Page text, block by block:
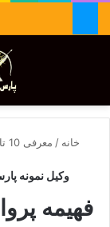
تغییر
خانه / معرفی 10 تا از بهترین وکیل سبزوار 🥇【آپدیت جدید】⚖️
وکیل نمونه پارس
فهیمه